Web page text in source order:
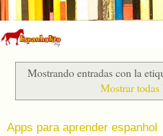
Mostrando entradas con la
Mostrar todas
Apps para aprender espanhol